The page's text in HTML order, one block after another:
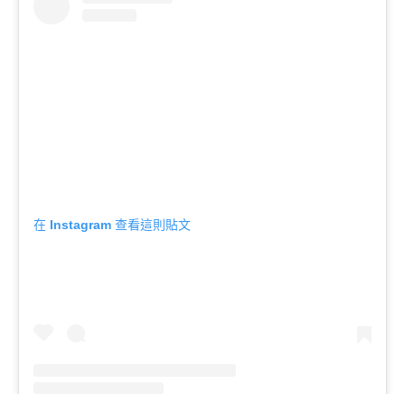
在 Instagram 查看這則貼文